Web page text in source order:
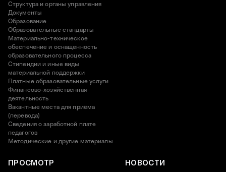
Структура и органы управления
Документы
Образование
Образовательные стандарты
Материально-техническое
обеспечение и оснащенность
образовательного процесса
Стипендии и иные виды
материальной поддержки
Платные образовательные услуги
Финансово-хозяйственная
деятельность
Вакантные места для приёма
(перевода)
Сведения о заработной плате
педагогов
Методические и другие материалы
ПРОСМОТР НОВОСТИ